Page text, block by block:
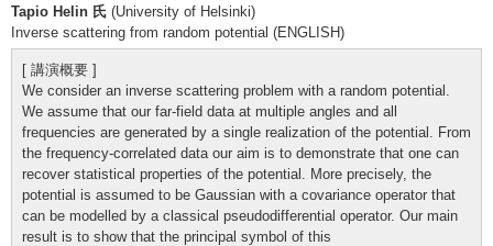
Tapio Helin 氏 (University of Helsinki)
Inverse scattering from random potential (ENGLISH)
[ 講演概要 ]
We consider an inverse scattering problem with a random potential.
We assume that our far-field data at multiple angles and all
frequencies are generated by a single realization of the potential. From
the frequency-correlated data our aim is to demonstrate that one can
recover statistical properties of the potential. More precisely, the
potential is assumed to be Gaussian with a covariance operator that
can be modelled by a classical pseudodifferential operator. Our main
result is to show that the principal symbol of this